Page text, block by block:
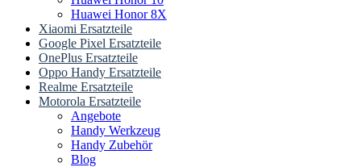
Huawei Honor 8X
Xiaomi Ersatzteile
Google Pixel Ersatzteile
OnePlus Ersatzteile
Oppo Handy Ersatzteile
Realme Ersatzteile
Motorola Ersatzteile
Angebote
Handy Werkzeug
Handy Zubehör
Blog